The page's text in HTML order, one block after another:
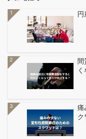
1
2
3
痛
ク